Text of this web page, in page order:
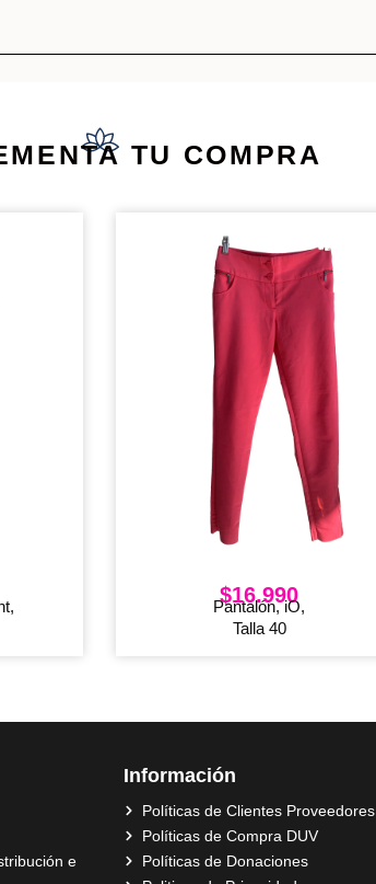
TU COMPRA
$16.990
Pantalón, iO,
Talla 40
e
Información
Políticas de Clientes Proveedores
Políticas de Compra DUV
Políticas de Donaciones